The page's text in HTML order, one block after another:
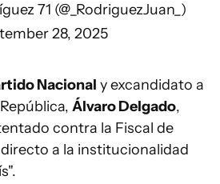
71 (@_RodriguezJuan_)
28, 2025
Nacional y excandidato a
Álvaro Delgado,
contra la Fiscal de
a la institucionalidad